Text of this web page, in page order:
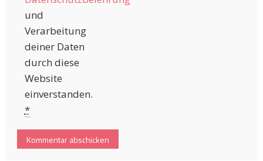
und
Verarbeitung
deiner Daten
durch diese
Website
einverstanden.
*